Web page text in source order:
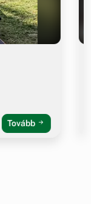
Tovább